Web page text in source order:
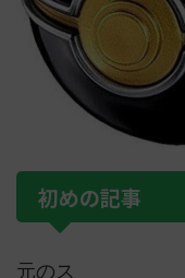
初めの記事
元のス